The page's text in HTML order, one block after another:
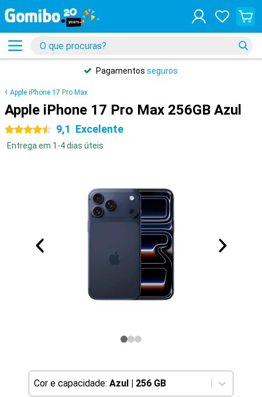
Pagamentos seguros
Apple iPhone 17 Pro Max
Apple iPhone 17 Pro Max 256GB Azul
4.5 estrelas 9,1 Excelente
Entrega em 1-4 dias úteis
Cor e capacidade: Azul | 256 GB